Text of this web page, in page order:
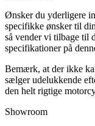
Ønsker du yderligere
specifikke ønsker til
så vender vi tilbage til
specifikationer på
Bemærk, at der ikke
sælger udelukkende
den helt rigtige
Showroom